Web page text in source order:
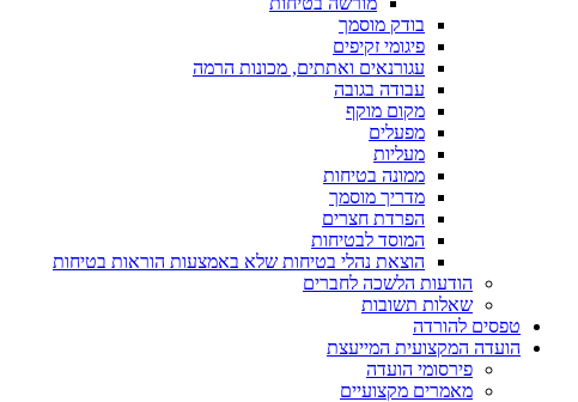
בודק מוסמך
פיגומי זקיפים
עגורנאים ואתתים, מכונות הרמה
עבודה בגובה
מקום מוקף
מפעלים
מעליות
ממונה בטיחות
מדריך מוסמך
הפרדת חצרים
המוסד לבטיחות
הוצאת נהלי בטיחות שלא באמצעות הוראות בטיחות
הודעות הלשכה לחברים
שאלות תשובות
טפסים להורדה
הועדה המקצועית המייעצת
פירסומי הועדה
מאמרים מקצועיים